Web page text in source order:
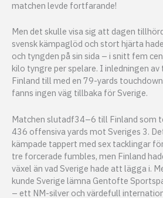
matchen levde fortfarande!
Men det skulle visa sig att dagen
svensk kämpaglöd och stort hjärta
och tyngden på sin sida – i snitt fem
kilo tyngre per spelare. I inledningen
Finland till med en 79-yards
fanns ingen väg tillbaka för Sverige.
Matchen slutadf34–6 till Finland som
436 offensiva yards mot Sveriges 3.
kämpade tappert med sex tacklingar
tre forcerade fumbles, men Finland
växel än vad Sverige hade att lägga i.
kunde Sverige lämna Gentofte
– ett NM-silver och värdefull